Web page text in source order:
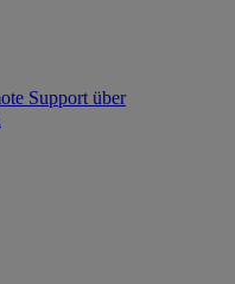
Support über